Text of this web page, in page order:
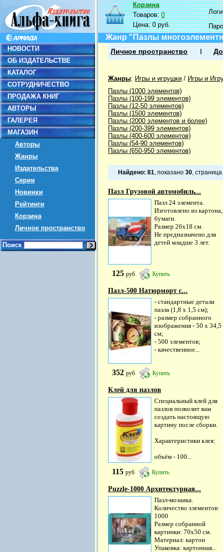
НОВОСТИ
ОБ ИЗДАТЕЛЬСТВЕ
КАТАЛОГ
СОТРУДНИЧЕСТВО
ПРОДАЖА КНИГ
АВТОРЫ
ГАЛЕРЕЯ
МАГАЗИН
Авторы
Жанры
Издательства
Серии
Новинки
Рейтинги
Корзина
Личное пространство
Поиск
Корзина
Товаров:0
Цена:0 руб.
Жанр "Пазлы
Личное пространство
Жанры: Игры и игрушки / Игры и
Пазлы (1000 элементов)
Пазлы (100-199 элементов)
Пазлы (12-50 элементов)
Пазлы (1500 элементов)
Пазлы (2000 элементов и более)
Пазлы (200-399 элементов)
Пазлы (400-600 элементов)
Пазлы (54-90 элементов)
Пазлы (650-950 элементов)
Найдено: 81, показано 30, страница
Пазл Грузовой автомобиль...
Пазл 24 элемента.
Изготовлено из картона,
бумаги.
Размер 26х18 см.
Не предназначено для
детей младше 3 лет.
125 руб Купить
Пазл-500 Натюрморт с...
- стандартные детали
пазла (1,8 х 1,5 см);
- размер собранного
изображения - 50 х 34,5
см;
- 500 элементов;
- качественное...
352 руб Купить
Клей для пазлов
Специальный клей для
пазлов позволит вам
создать настоящую
картину после сборки.
Характеристики клея:
объём - 100...
115 руб Купить
Puzzle-1000 Архитектурная...
Пазл-мозаика.
Количество элементов:
1000
Размер собранной
картинки: 70х50 см.
Материал: картон
Упаковка: картонная...